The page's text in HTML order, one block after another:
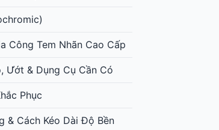
Công Tem Nhãn Cao Cấp
Ướt & Dụng Cụ Cần Có
Phục
& Cách Kéo Dài Độ Bền